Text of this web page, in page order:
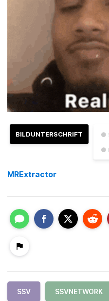
●
●
BILDUNTERSCHRIFT
MRExtractor
SSV SSVNETWORK